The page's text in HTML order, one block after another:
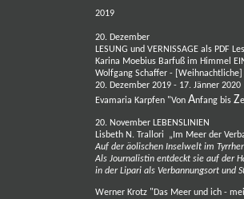
2019
20. Dezember
LESUNG und VERNISSAGE als PDF
Karina Moebius Barfuß im Himmel
Wolfgang Schaffer -
20. Dezember 2019 - 17. Jänner 2020
Evamaria Karpfen "Von Anfang bis Z
20. November LEBENSLINIEN
Lisbeth N. Trallori
„Im Meer der
Auf der äolischen Inselwelt im
Als Journalistin entdeckt sie auf der
in der Lipari als Verbannungsort und
Werner Krotz "Das Meer und ich -